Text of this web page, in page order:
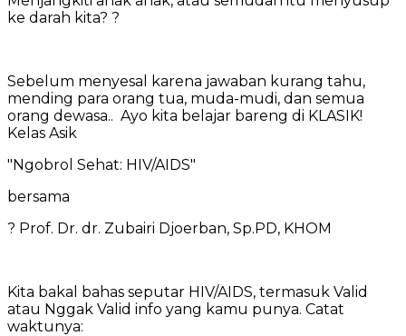
ke darah kita? ?
Sebelum menyesal karena jawaban kurang tahu,
mending para orang tua, muda-mudi, dan semua
orang dewasa.. Ayo kita belajar bareng di KLASIK!
Kelas Asik
"Ngobrol Sehat: HIV/AIDS"
bersama
? Prof. Dr. dr. Zubairi Djoerban, Sp.PD, KHOM
Kita bakal bahas seputar HIV/AIDS, termasuk Valid
atau Nggak Valid info yang kamu punya. Catat
waktunya: